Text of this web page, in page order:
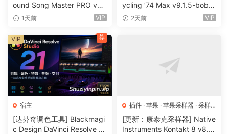
ound Song Master PRO v5.
0.02 [WiN]（355MB）
1天前 VIP
ycling ’74 Max v9.1.5-bobd
ule [WiN]（724MB）
2天前 VIP
宿主
[达芬奇调色工具] Blackmagi
c Design DaVinci Resolve St
VIP 荐
插件 · 苹果 · 苹果采样器 · 采样
器
[更新：康泰克采样器] Native
Instruments Kontakt 8 v8.1